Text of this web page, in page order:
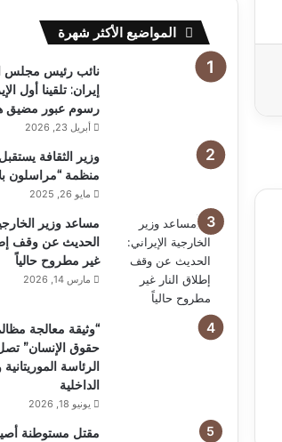
المواضيع الأكثر شهرة
نائب رئيس مجلس
إيران: تلقينا أول
رسوم عبور مضيق
أبريل 23, 2026
وزير الثقافة
منظمة “مراسلون
مايو 26, 2025
مساعد وزير
الحديث عن وقف
غير مطروح حالياً
مارس 14, 2026
“وثيقة معالجة
حقوق الإنسان”
الرئاسة
الداخلية
يونيو 18, 2026
مقتل مستوطنة